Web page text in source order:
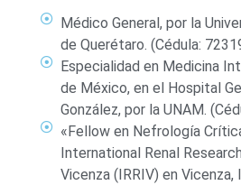
Médico General, por la
de Querétaro. (Cédula:
Especialidad en Medicina
de México, en el Hospital
González, por la UNAM.
«Fellow en Nefrología
International Renal
Vicenza (IRRIV) en Vicenza,